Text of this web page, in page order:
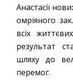
Анастасії
омріяного
всіх
результат
шляху до
перемог.